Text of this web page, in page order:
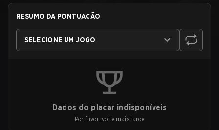
RESUMO DA PONTUAÇÃO
SELECIONE UM JOGO
Dados do placar indisponíveis
Por favor, volte mais tarde